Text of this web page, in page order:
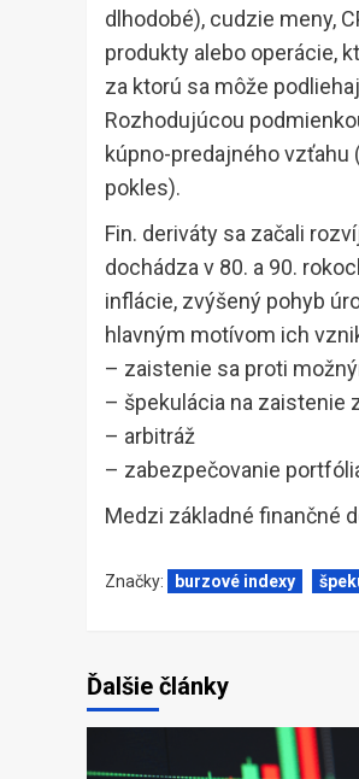
dlhodobé), cudzie meny,
produkty alebo operácie,
za ktorú sa môže
Rozhodujúcou
kúpno-predajného vzťahu
pokles).
Fin. deriváty sa začali
dochádza v 80. a 90.
inflácie, zvýšený pohyb
hlavným motívom ich
– zaistenie sa proti
– špekulácia na zaistenie
– arbitráž
– zabezpečovanie
Medzi základné finančné
Značky: burzové indexy
Ďalšie články